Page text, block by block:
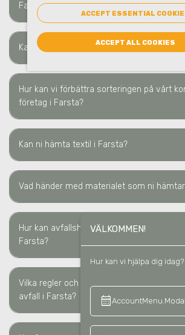
VÄLKOMMEN!
Hur kan vi hjälpa dig idag?
calendar_month
Farsta?
Kan ni hantera farligt avfall i Farsta?
Hur kan vi förbättra sorteringen på vårt
företag i Farsta?
Kan ni hämta textil i Farsta?
Vad händer med materialet som ni hämtar
Hur kan avfallshantering minska våra
Farsta?
Vilka regler och lagkrav måste vi följa för
avfall i Farsta?
ACCEPT ESSENTIAL
ACCEPT ALL COOKIES